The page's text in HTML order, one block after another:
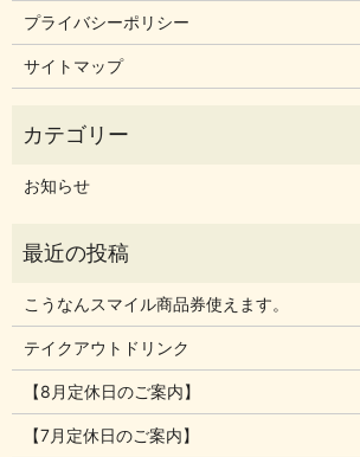
プライバシーポリシー
サイトマップ
お知らせ
こうなんスマイル商品券使えます。
テイクアウトドリンク
【8月定休日のご案内】
【7月定休日のご案内】